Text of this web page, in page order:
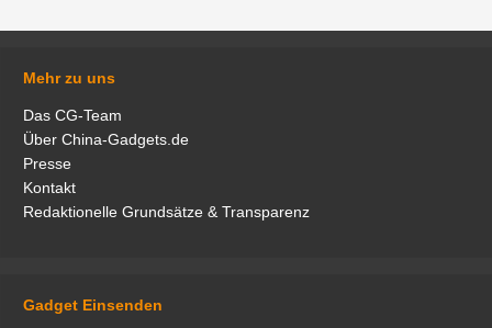
Mehr zu uns
Das CG-Team
Über China-Gadgets.de
Presse
Kontakt
Redaktionelle Grundsätze & Transparenz
Gadget Einsenden